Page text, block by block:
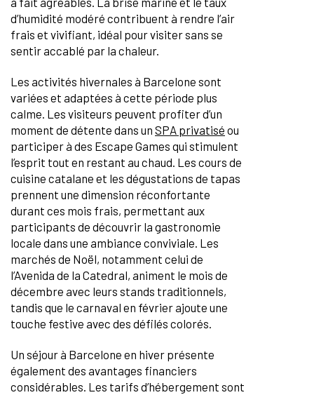
d’humidité modéré contribuent à rendre l’air
frais et vivifiant, idéal pour visiter sans se
sentir accablé par la chaleur.
Les activités hivernales à Barcelone sont
variées et adaptées à cette période plus
calme. Les visiteurs peuvent profiter d’un
moment de détente dans un SPA privatisé ou
participer à des Escape Games qui stimulent
l’esprit tout en restant au chaud. Les cours de
cuisine catalane et les dégustations de tapas
prennent une dimension réconfortante
durant ces mois frais, permettant aux
participants de découvrir la gastronomie
locale dans une ambiance conviviale. Les
marchés de Noël, notamment celui de
l’Avenida de la Catedral, animent le mois de
décembre avec leurs stands traditionnels,
tandis que le carnaval en février ajoute une
touche festive avec des défilés colorés.
Un séjour à Barcelone en hiver présente
également des avantages financiers
considérables. Les tarifs d’hébergement sont